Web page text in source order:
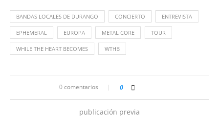
BANDAS LOCALES DE DURANGO CONCIERTO ENTREVISTA
EPHEMERAL EUROPA METAL CORE TOUR
WHILE THE HEART BECOMES WTHB
0 comentarios 0
publicación previa